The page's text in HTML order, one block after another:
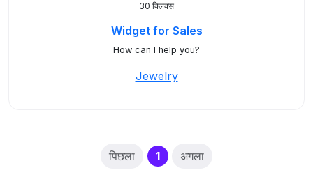
30 क्लिक्स
Widget for Sales
How can I help you?
Jewelry
पिछला 1(current)
अगला